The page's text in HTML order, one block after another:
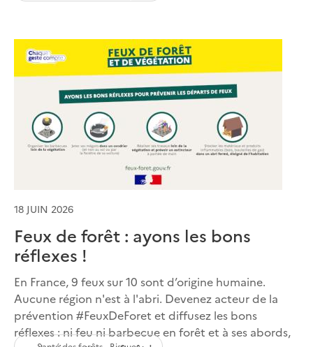
18 JUIN 2026
Feux de forêt : ayons les bons
réflexes !
En France, 9 feux sur 10 sont d’origine humaine.
Aucune région n'est à l'abri. Devenez acteur de la
prévention #FeuxDeForet et diffusez les bons
réflexes : ni feu ni barbecue en forêt et à ses abords,